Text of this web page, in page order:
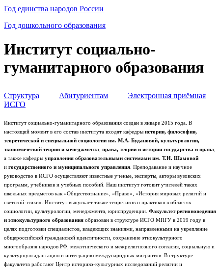
Год единства народов России
Год дошкольного образования
Институт социально-
гуманитарного образования
Структура Абитуриентам
Электронная приёмная
ИСГО
Институт социально-гуманитарного образования создан в январе 2015 года. В
настоящий момент в его состав института входят кафедры истории, философии,
теоретической и специальной социологии им. М.А. Будановой, культурологии,
экономической теории и менеджмента, права, теории и истории государства и права,
а также кафедры управления образовательными системами им. Т.И. Шамовой
и государственного и муниципального управления. Преподавание и научное
руководство в ИСГО осуществляют известные ученые, эксперты, авторы вузовских
программ, учебников и учебных пособий. Наш институт готовит учителей таких
школьных предметов как «Обществознание», «Право», «История мировых религий и
светской этики». Институт выпускает также теоретиков и практиков в областях
социологии, культурологии, менеджмента, юриспруденции. Факультет регионоведения
и этнокультурного образования образован в структуре ИСГО МПГУ в 2019 году в
целях подготовки специалистов, владеющих знаниями, направленными на укрепление
общероссийской гражданской идентичности, сохранение этнокультурного
многообразия народов РФ, межэтнического и межрелигиозного согласия, социальную и
культурную адаптацию и интеграцию международных мигрантов. В структуре
факультета работают Центр историко-культурных исследований религии и